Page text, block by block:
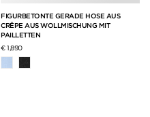
FIGURBETONTE GERADE HOSE AUS
CRÊPE AUS WOLLMISCHUNG MIT
PAILLETTEN
€ 1,890